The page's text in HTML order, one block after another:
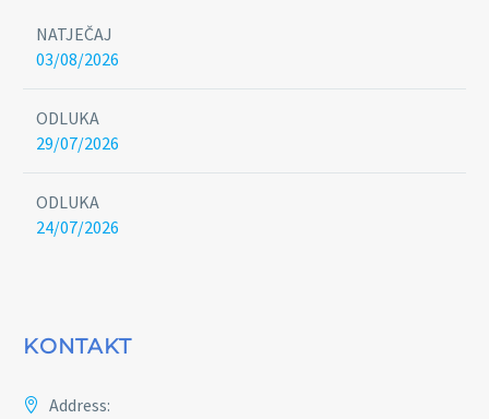
NATJEČAJ
03/08/2026
ODLUKA
29/07/2026
ODLUKA
24/07/2026
KONTAKT
Address: